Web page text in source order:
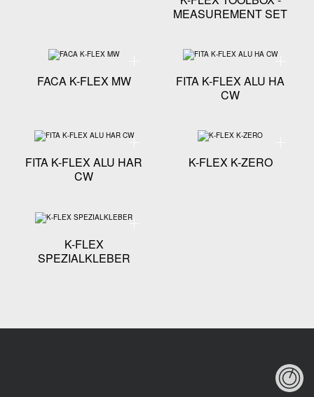
MEASUREMENT SET
FACA K-FLEX MW
Especificação técnica - FACA K-FLEX MW
FITA K-FLEX ALU HA
CW
FITA K-FLEX ALU HAR
CW
Especificação técnica - FITA K-FLEX ALU HAR CW
K-FLEX K-ZERO
K-FLEX
SPEZIALKLEBER